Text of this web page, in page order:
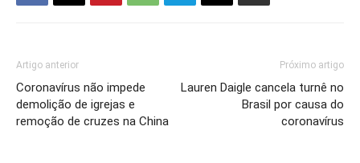
Artigo anterior
Coronavírus não impede
demolição de igrejas e
remoção de cruzes na China
Próximo artigo
Lauren Daigle cancela turnê no
Brasil por causa do
coronavírus